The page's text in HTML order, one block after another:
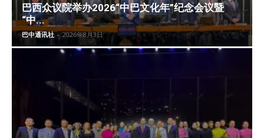
巴西众议院举办2026“中巴文化年”纪念会议暨
“中...
巴中通讯社 - 2026年8月3日